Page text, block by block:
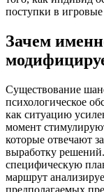
поступки в
Зачем
Существование
психологическое
как ситуацию
момент
которые отвечают
выработку
специфическую
маршрут
предполагаемых